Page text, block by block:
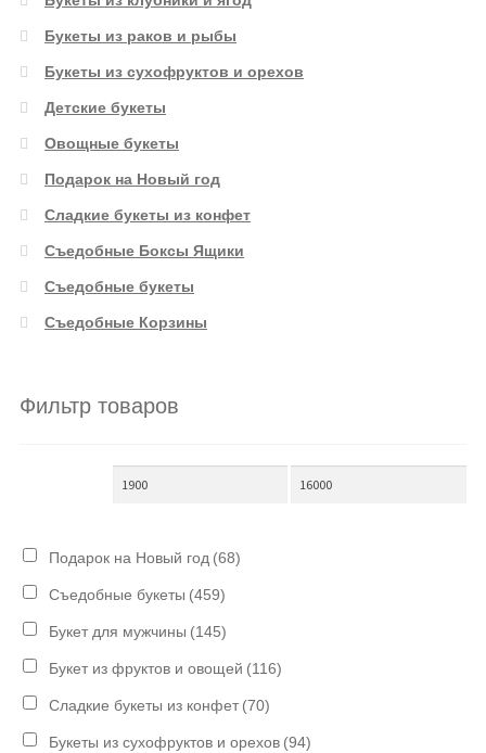
Букеты из раков и рыбы
Букеты из сухофруктов и орехов
Детские букеты
Овощные букеты
Подарок на Новый год
Сладкие букеты из конфет
Съедобные Боксы Ящики
Съедобные букеты
Съедобные Корзины
Фильтр товаров
Подарок на Новый год (68)
Съедобные букеты (459)
Букет для мужчины (145)
Букет из фруктов и овощей (116)
Сладкие букеты из конфет (70)
Букеты из сухофруктов и орехов (94)